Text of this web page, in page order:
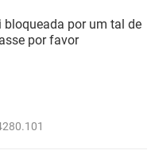
por um tal de
por favor